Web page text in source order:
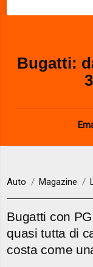
Bugatti:
Auto Magazine
Bugatti con
quasi tutta di
costa come